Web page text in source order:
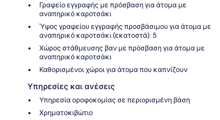
Γραφείο εγγραφής με πρόσβαση για άτομα με
αναπηρικό καροτσάκι
Ύψος γραφείου εγγραφής προσβάσιμου για άτομα με
αναπηρικό καροτσάκι (εκατοστά): 5
Χώρος στάθμευσης βαν με πρόσβαση για άτομα με
αναπηρικό καροτσάκι
Καθορισμένοι χώροι για άτομα που καπνίζουν
Υπηρεσίες και ανέσεις
Υπηρεσία οροφοκομίας σε περιορισμένη βάση
Χρηματοκιβώτιο